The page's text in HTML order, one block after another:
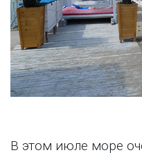
В этом июле море